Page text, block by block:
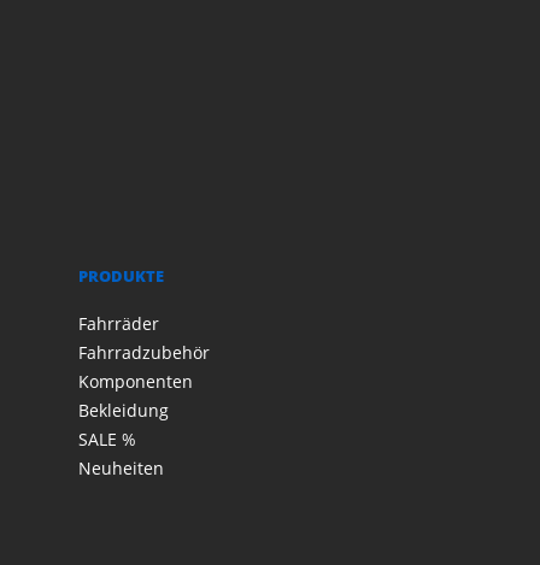
PRODUKTE
Fahrräder
Fahrradzubehör
Komponenten
Bekleidung
SALE %
Neuheiten